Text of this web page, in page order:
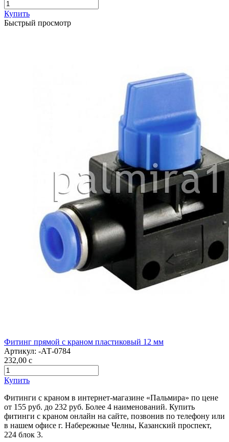
Купить
Быстрый просмотр
Фитинг прямой с краном пластиковый 12 мм
Артикул: -АТ-0784
232,00 c
Купить
Фитинги с краном в интернет-магазине «Пальмира» по цене
от 155 руб. до 232 руб. Более 4 наименований. Купить
фитинги с краном онлайн на сайте, позвонив по телефону или
в нашем офисе г. Набережные Челны, Казанский проспект,
224 блок 3.